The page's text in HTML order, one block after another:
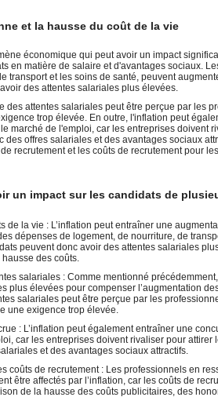
et la hausse du coût de la vie
économique qui peut avoir un impact
en matière de salaire et d'avantages sociaux.
transport et les soins de santé, peuvent
des attentes salariales plus élevées.
des attentes salariales peut être perçue par les
trop élevée. En outre, l'inflation peut
marché de l'emploi, car les entreprises doivent
des offres salariales et des avantages sociaux
recrutement et les coûts de recrutement pour
un impact sur les candidats de
de la vie : L’inflation peut entraîner une
dépenses de logement, de nourriture, de
peuvent donc avoir des attentes salariales
des coûts.
salariales : Comme mentionné
plus élevées pour compenser l’augmentation
salariales peut être perçue par les
une exigence trop élevée.
: L’inflation peut également entraîner une
car les entreprises doivent rivaliser pour attirer
et des avantages sociaux attractifs.
coûts de recrutement : Les professionnels en
être affectés par l’inflation, car les coûts de
de la hausse des coûts publicitaires, des